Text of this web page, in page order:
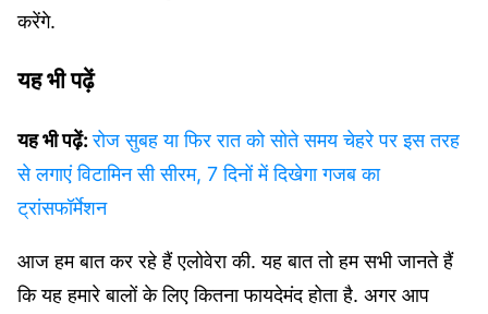
करेंगे.
यह भी पढ़ें
यह भी पढ़ें:रोज सुबह या फिर रात को सोते समय चेहरे पर इस तरह
से लगाएं विटामिन सी सीरम, 7 दिनों में दिखेगा गजब का
ट्रांसफॉर्मेशन
आज हम बात कर रहे हैं एलोवेरा की. यह बात तो हम सभी जानते हैं
कि यह हमारे बालों के लिए कितना फायदेमंद होता है. अगर आप